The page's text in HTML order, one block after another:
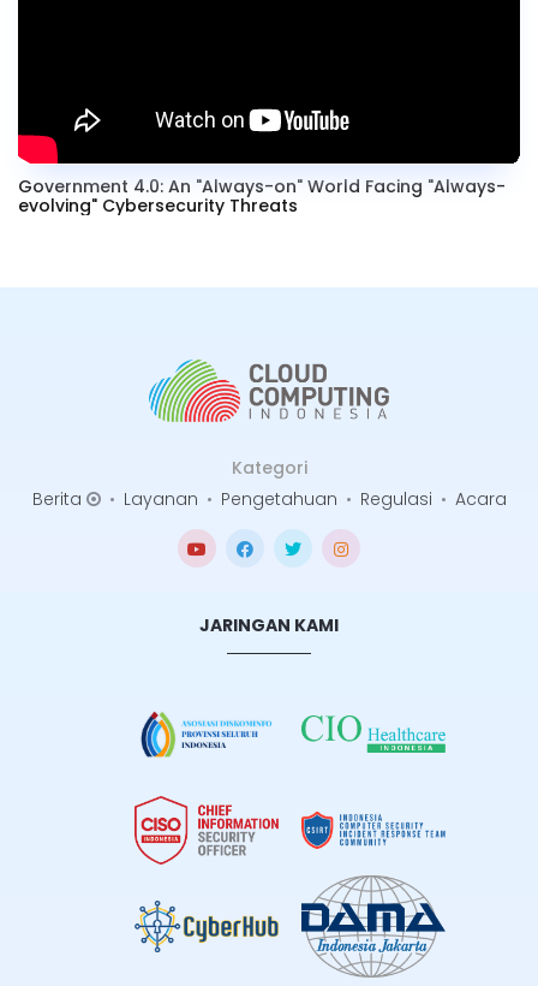
Government 4.0: An "Always-on" World Facing "Always-
evolving" Cybersecurity Threats
Kategori
Berita
• Layanan • Pengetahuan • Regulasi • Acara
JARINGAN KAMI